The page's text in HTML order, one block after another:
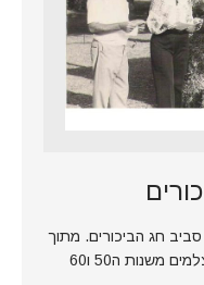
חג הביכורים. מתוך
משנות ה50 ו60